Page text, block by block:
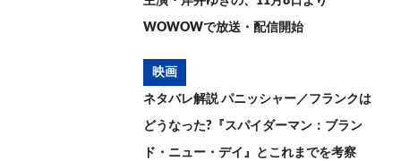
WOWOWで放送・配信開始
映画
ネタバレ解説 パニッシャー／フランクは
どうなった?『スパイダーマン：ブラン
ド・ニュー・デイ』とこれまでを考察